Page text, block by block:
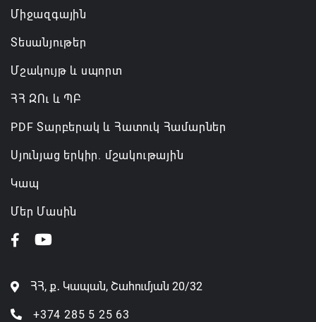
Միջազգային
Տեսանյութեր
Մշակույթ և սպորտ
ՀՀ ԶՈւ և ՊԲ
PDF Տարբերակ և Հատուկ Համարներ
Սյունյաց երկիր. մշակութային
Կապ
Մեր Մասին
ՀՀ, ք․ Կապան, Շահումյան 20/32
+374 285 5 25 63